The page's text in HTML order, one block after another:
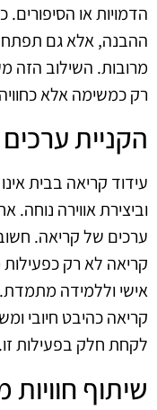
הדמויות או
ההבנה, אלא גם תפתח
מרובות. השילוב הזה
רק כמשימה אלא
הקניית
עידוד קריאה בבית
וביצירת אווירה נוחה.
ערכים של קריאה.
קריאה לא רק
אישי וללמידה
קריאה כהיבט חיובי
לקחת חלק בפעילות זו.
שיתוף